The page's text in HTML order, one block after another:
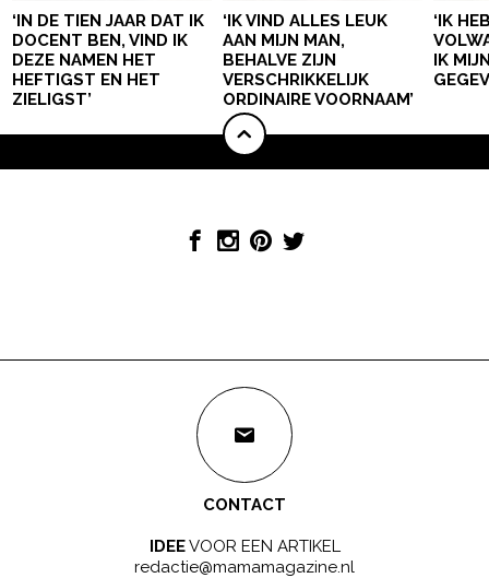
‘IN DE TIEN JAAR DAT IK
DOCENT BEN, VIND IK
DEZE NAMEN HET
HEFTIGST EN HET
ZIELIGST’
‘IK VIND ALLES LEUK
AAN MIJN MAN,
BEHALVE ZIJN
VERSCHRIKKELIJK
ORDINAIRE VOORNAAM’
‘IK
IK
CONTACT
IDEEVOOR EEN ARTIKEL
redactie@mamamagazine.nl